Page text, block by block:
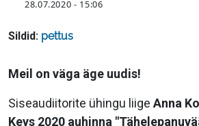
KUUPÄEV
28.07.2020 - 15:06
Sildid: pettus
Sisu
Meil on väga äge uudis!
Siseaudiitorite ühingu liige Anna
Keys 2020 auhinna